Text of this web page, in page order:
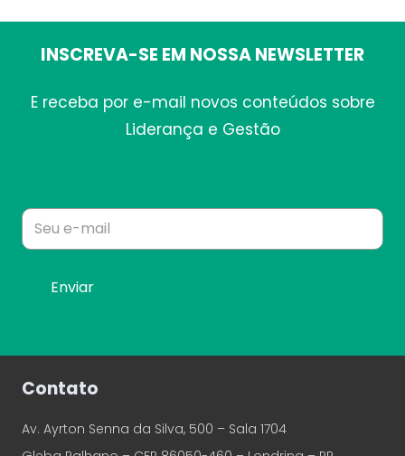
INSCREVA-SE EM NOSSA NEWSLETTER
E receba por e-mail novos conteúdos sobre
Liderança e Gestão
Contato
Av. Ayrton Senna da Silva, 500 – Sala 1704